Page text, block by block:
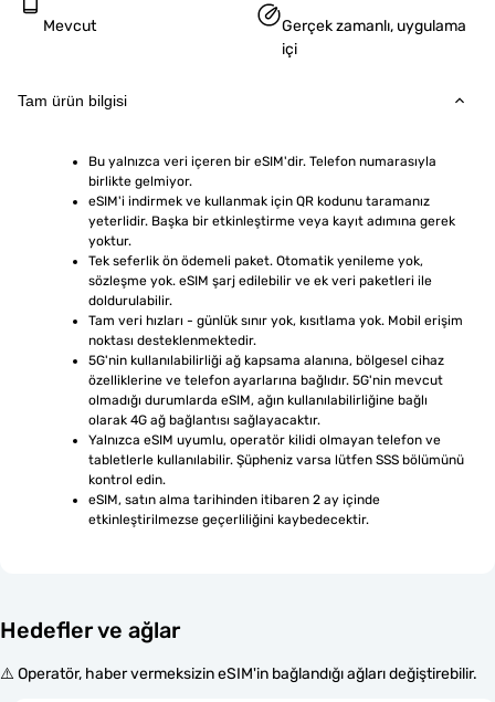
Mevcut
Gerçek zamanlı, uygulama
içi
Tam ürün bilgisi
Bu yalnızca veri içeren bir eSIM'dir. Telefon numarasıyla
birlikte gelmiyor.
eSIM'i indirmek ve kullanmak için QR kodunu taramanız
yeterlidir. Başka bir etkinleştirme veya kayıt adımına gerek
yoktur.
Tek seferlik ön ödemeli paket. Otomatik yenileme yok,
sözleşme yok. eSIM şarj edilebilir ve ek veri paketleri ile
doldurulabilir.
Tam veri hızları - günlük sınır yok, kısıtlama yok. Mobil erişim
noktası desteklenmektedir.
5G'nin kullanılabilirliği ağ kapsama alanına, bölgesel cihaz
özelliklerine ve telefon ayarlarına bağlıdır. 5G'nin mevcut
olmadığı durumlarda eSIM, ağın kullanılabilirliğine bağlı
olarak 4G ağ bağlantısı sağlayacaktır.
Yalnızca eSIM uyumlu, operatör kilidi olmayan telefon ve
tabletlerle kullanılabilir. Şüpheniz varsa lütfen SSS bölümünü
kontrol edin.
eSIM, satın alma tarihinden itibaren 2 ay içinde
etkinleştirilmezse geçerliliğini kaybedecektir.
Hedefler ve ağlar
⚠️ Operatör, haber vermeksizin eSIM'in bağlandığı ağları değiştirebilir.